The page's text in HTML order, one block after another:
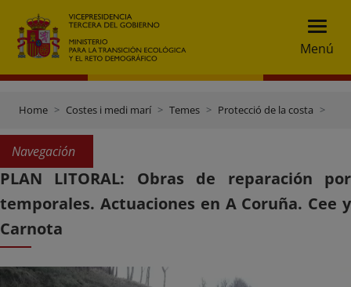
Menú
Home Costes i medi marí Temes Protecció de la costa
Navegación
PLAN LITORAL: Obras de reparación por
temporales. Actuaciones en A Coruña. Cee y
Carnota